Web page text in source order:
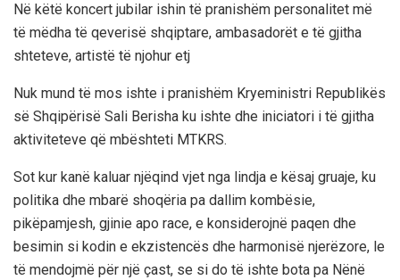
Në këtë koncert jubilar ishin të pranishëm personalitet më
të mëdha të qeverisë shqiptare, ambasadorët e të gjitha
shteteve, artistë të njohur etj
Nuk mund të mos ishte i pranishëm Kryeministri Republikës
së Shqipërisë Sali Berisha ku ishte dhe iniciatori i të gjitha
aktiviteteve që mbështeti MTKRS.
Sot kur kanë kaluar njëqind vjet nga lindja e kësaj gruaje, ku
politika dhe mbarë shoqëria pa dallim kombësie,
pikëpamjesh, gjinie apo race, e konsiderojnë paqen dhe
besimin si kodin e ekzistencës dhe harmonisë njerëzore, le
të mendojmë për një çast, se si do të ishte bota pa Nënë